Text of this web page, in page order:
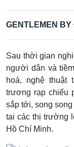
GENTLEMEN BY
Sau thời gian
người dân và
hoá, nghệ thuật
trương rạp chiếu
sắp tới, song
tại các thị trường
Hồ Chí Minh.